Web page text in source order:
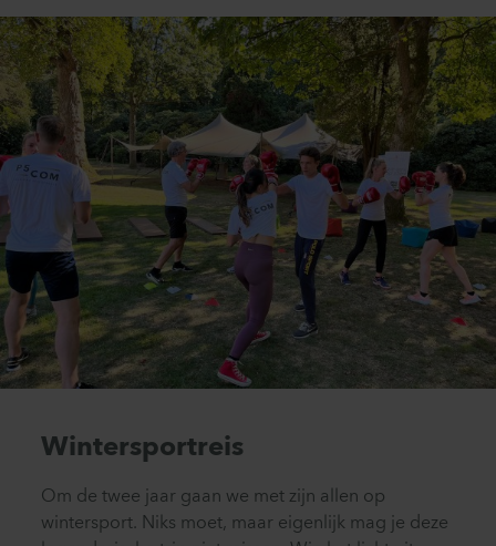
Wintersportreis
Om de twee jaar gaan we met zijn allen op
wintersport. Niks moet, maar eigenlijk mag je deze